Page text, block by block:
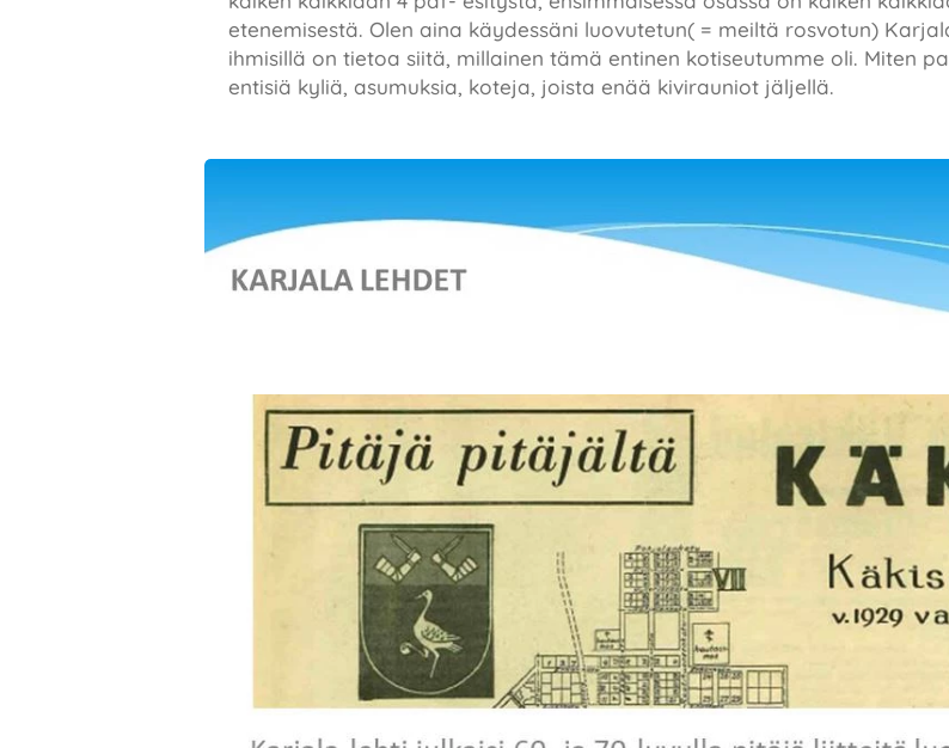
etenemisestä. Olen aina käydessäni luovutetun( = meiltä rosvotun)
ihmisillä on tietoa siitä, millainen tämä entinen kotiseutumme oli. Miten
entisiä kyliä, asumuksia, koteja, joista enää kivirauniot jäljellä.